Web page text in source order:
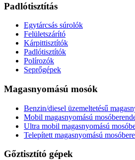
Padlótisztítás
Egytárcsás súrolók
Felületszárító
Kárpittisztítók
Padlótisztítók
Polírozók
Seprőgépek
Magasnyomású mosók
Benzin/diesel üzemeltetésű
Mobil magasnyomású
Ultra mobil magasnyomású
Telepített magasnyomású
Gőztisztító gépek